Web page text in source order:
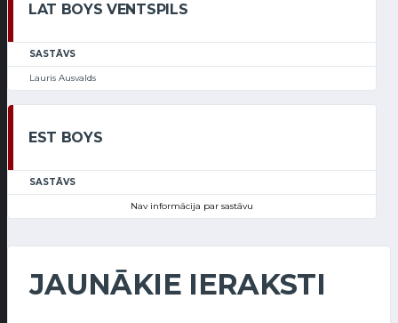
LAT BOYS VENTSPILS
SASTĀVS
Lauris Ausvalds
EST BOYS
SASTĀVS
Nav informācija par sastāvu
JAUNĀKIE IERAKSTI